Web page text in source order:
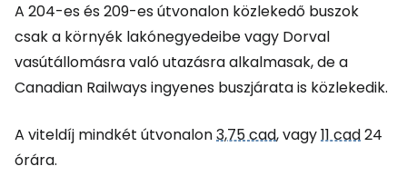
A 204-es és 209-es útvonalon közlekedő buszok
csak a környék lakónegyedeibe vagy Dorval
vasútállomásra való utazásra alkalmasak, de a
Canadian Railways ingyenes buszjárata is közlekedik.
A viteldíj mindkét útvonalon3,75 cad, vagy11 cad24
órára.